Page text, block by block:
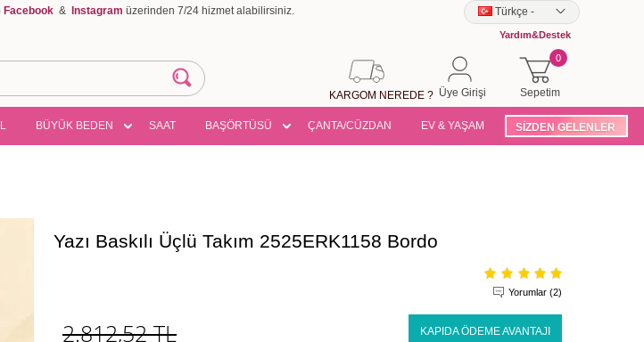
Facebook & Instagram üzerinden 7/24 hizmet alabilirsiniz. Türkçe -
Yardım&Destek
Sepetim
0
Üye Girişi
KARGOM NEREDE ?
BÜYÜK BEDEN SAAT BAŞÖRTÜSÜ ÇANTA/CÜZDAN EV & YAŞAM SİZDEN GELENLER
Yazı Baskılı Üçlü Takım 2525ERK1158 Bordo
Yorumlar (2)
2.812,52TL KAPIDA ÖDEME AVANTAJI